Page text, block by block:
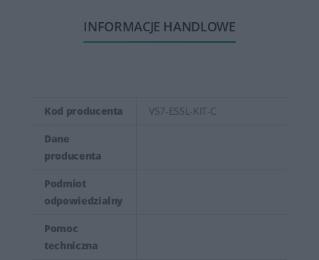
INFORMACJE HANDLOWE
Kod producenta VS7-ESSL-KIT-C
Dane
producenta
Podmiot
odpowiedzialny
Pomoc
techniczna